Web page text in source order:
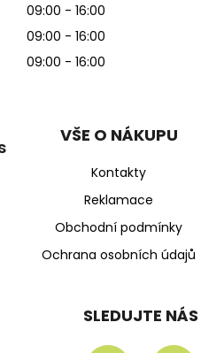
09:00 - 16:00
09:00 - 16:00
09:00 - 16:00
VŠE O NÁKUPU
Kontakty
Reklamace
Obchodní podmínky
Ochrana osobních údajů
SLEDUJTE NÁS